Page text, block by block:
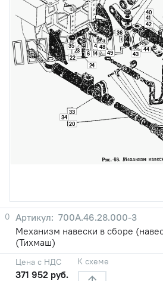
6 14
20
22
23
24
33
34
35
36
40
41
42
43
44
4748
49
0
700А.46.28.000-3
Механизм навески в сборе
(Тихмаш)
Цена с НДС
371 952 руб.
К схеме